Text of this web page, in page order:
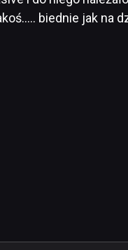
biednie jak na